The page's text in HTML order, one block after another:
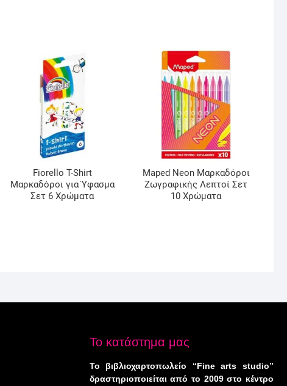
Fiorello T-Shirt
Μαρκαδόροι για Ύφασμα
Σετ 6 Χρώματα
Maped Neon Μαρκαδόροι
Ζωγραφικής Λεπτοί Σετ
10 Χρώματα
Το κατάστημα μας
Το βιβλιοχαρτοπωλείο “Fine arts studio”
δραστηριοποιείται από το 2009 στο κέντρο